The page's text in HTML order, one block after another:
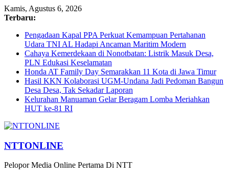
Kamis, Agustus 6, 2026
Terbaru:
Pengadaan Kapal PPA Perkuat Kemampuan Pertahanan
Udara TNI AL Hadapi Ancaman Maritim Modern
Cahaya Kemerdekaan di Nonotbatan: Listrik Masuk Desa,
PLN Edukasi Keselamatan
Honda AT Family Day Semarakkan 11 Kota di Jawa Timur
Hasil KKN Kolaborasi UGM-Undana Jadi Pedoman Bangun
Desa Desa, Tak Sekadar Laporan
Kelurahan Manuaman Gelar Beragam Lomba Meriahkan
HUT ke-81 RI
NTTONLINE
Pelopor Media Online Pertama Di NTT